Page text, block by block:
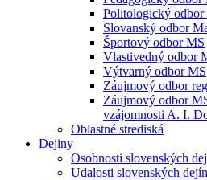
Politologický odbor
Slovanský odbor
Športový odbor MS
Vlastivedný odbor
Výtvarný odbor MS
Záujmový odbor
Záujmový odbor
vzájomnosti A. I.
Oblastné strediská
Dejiny
Osobnosti slovenských
Udalosti slovenských dejín